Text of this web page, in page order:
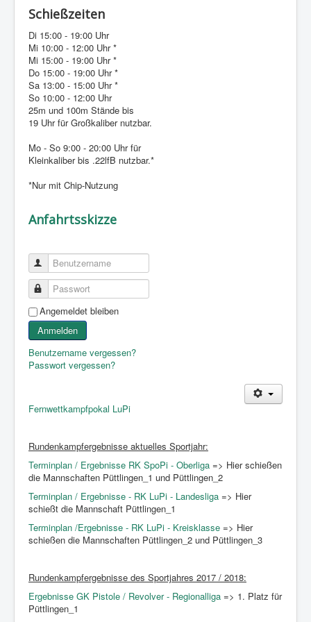
Schießzeiten
Di 15:00 - 19:00 Uhr
Mi 10:00 - 12:00 Uhr *
Mi 15:00 - 19:00 Uhr *
Do 15:00 - 19:00 Uhr *
Sa 13:00 - 15:00 Uhr *
So 10:00 - 12:00 Uhr
25m und 100m Stände bis
19 Uhr für Großkaliber nutzbar.
Mo - So 9:00 - 20:00 Uhr für
Kleinkaliber bis .22lfB nutzbar.*
*Nur mit Chip-Nutzung
Anfahrtsskizze
Benutzername
Passwort
Angemeldet bleiben
Anmelden
Benutzername vergessen?
Passwort vergessen?
Fernwettkampfpokal LuPi
Rundenkampfergebnisse aktuelles Sportjahr:
Terminplan / Ergebnisse RK SpoPi - Oberliga => Hier schießen
die Mannschaften Püttlingen_1 und Püttlingen_2
Terminplan / Ergebnisse - RK LuPi - Landesliga => Hier
schießt die Mannschaft Püttlingen_1
Terminplan /Ergebnisse - RK LuPi - Kreisklasse => Hier
schießen die Mannschaften Püttlingen_2 und Püttlingen_3
Rundenkampfergebnisse des Sportjahres 2017 / 2018:
Ergebnisse GK Pistole / Revolver - Regionalliga => 1. Platz für
Püttlingen_1